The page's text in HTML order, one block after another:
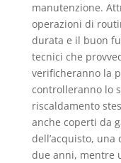
manutenzione.
operazioni di
durata e il buon
tecnici che
verificheranno la
controlleranno lo
riscaldamento
anche coperti da
dell’acquisto,
due anni, mentre